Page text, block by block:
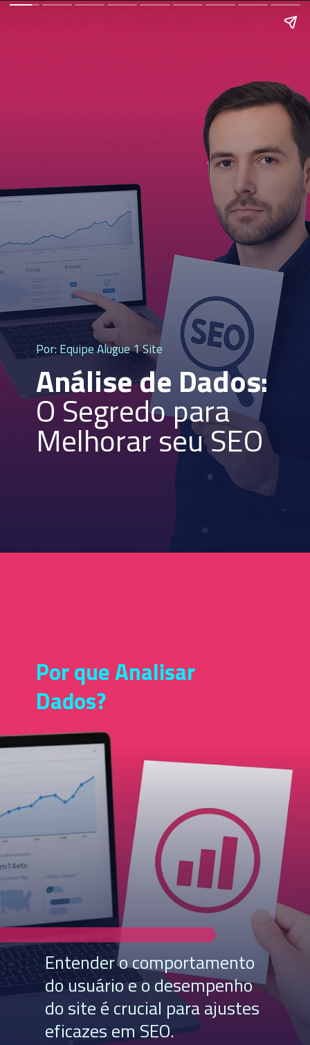
Por: Equipe Alugue 1 Site
Análise de Dados:
O Segredo para
Melhorar seu SEO
Entender o comportamento
do usuário e o desempenho
do site é crucial para ajustes
eficazes em SEO.
Por que Analisar
Dados?